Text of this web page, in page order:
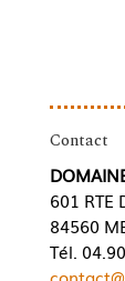
Contact
601 RTE
84560
Tél.